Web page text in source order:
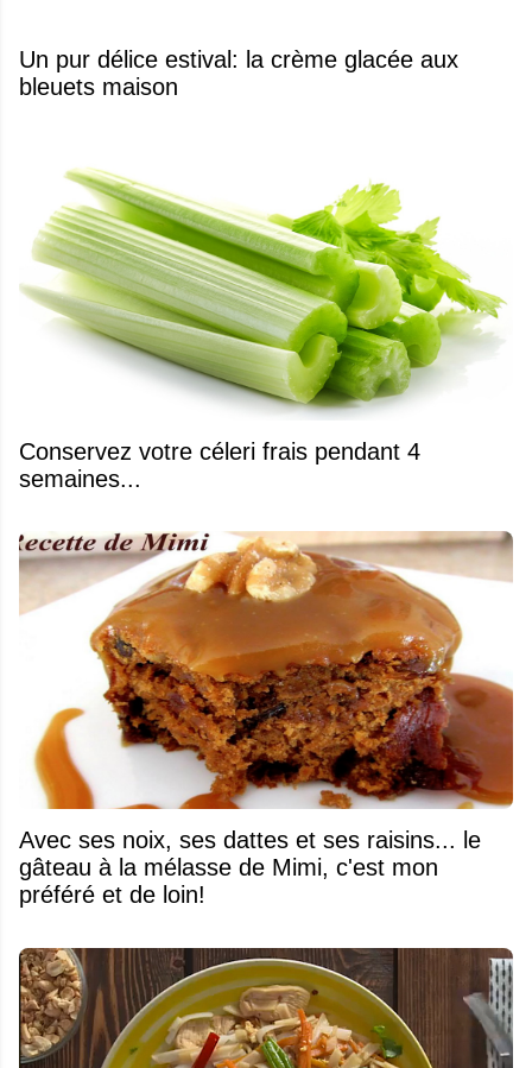
Un pur délice estival: la crème glacée aux
bleuets maison
Conservez votre céleri frais pendant 4
semaines...
Avec ses noix, ses dattes et ses raisins... le
gâteau à la mélasse de Mimi, c'est mon
préféré et de loin!